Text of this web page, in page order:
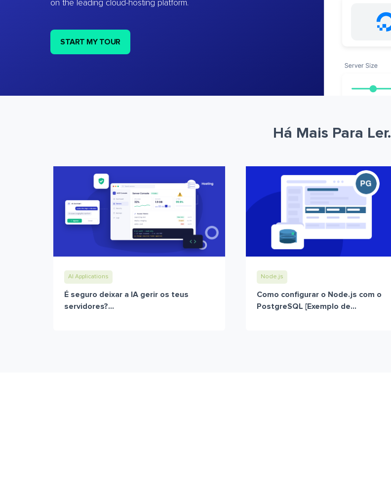
on the leading cloud-hosting platform.
START MY TOUR
Há Mais Para Ler.
AI Applications
É seguro deixar a IA gerir os teus
servidores?...
Node.js
Como configurar o Node.js com o
PostgreSQL [Exemplo de...